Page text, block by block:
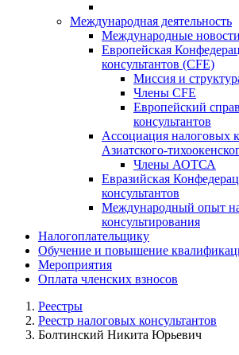
Международная деятельность
Международные
Европейская
консультантов (CFE)
Миссия и
Члены CFE
Европейский
консультантов
Ассоциация налоговых
Азиатского-
Члены АОТСА
Евразийская
консультантов
Международный опыт
консультирования
Налогоплательщику
Обучение и повышение
Мероприятия
Оплата членских взносов
Реестры
Реестр налоговых консультантов
Болтинский Никита Юрьевич